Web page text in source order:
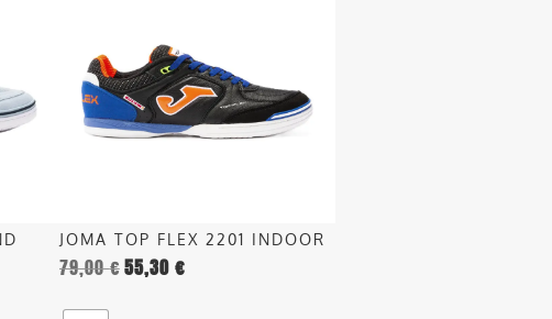
JOMA TOP FLEX 2201 INDOOR
79,00€55,30 €
varianti.
opzioni
possono
pagina
del